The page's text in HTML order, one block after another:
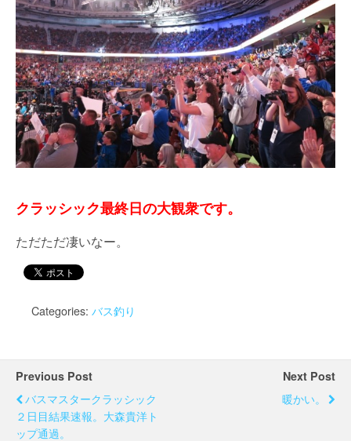
クラッシック最終日の大観衆です。
ただただ凄いなー。
Categories: バス釣り
Previous Post
バスマスタークラッシック
２日目結果速報。大森貴洋ト
ップ通過。
Next Post
暖かい。